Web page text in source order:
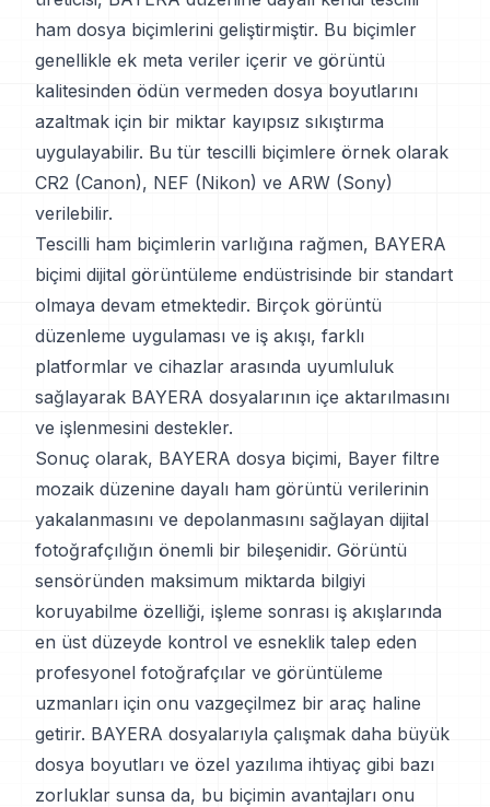
ham dosya biçimlerini geliştirmiştir. Bu biçimler
genellikle ek meta veriler içerir ve görüntü
kalitesinden ödün vermeden dosya boyutlarını
azaltmak için bir miktar kayıpsız sıkıştırma
uygulayabilir. Bu tür tescilli biçimlere örnek olarak
CR2 (Canon), NEF (Nikon) ve ARW (Sony)
verilebilir.
Tescilli ham biçimlerin varlığına rağmen, BAYERA
biçimi dijital görüntüleme endüstrisinde bir standart
olmaya devam etmektedir. Birçok görüntü
düzenleme uygulaması ve iş akışı, farklı
platformlar ve cihazlar arasında uyumluluk
sağlayarak BAYERA dosyalarının içe aktarılmasını
ve işlenmesini destekler.
Sonuç olarak, BAYERA dosya biçimi, Bayer filtre
mozaik düzenine dayalı ham görüntü verilerinin
yakalanmasını ve depolanmasını sağlayan dijital
fotoğrafçılığın önemli bir bileşenidir. Görüntü
sensöründen maksimum miktarda bilgiyi
koruyabilme özelliği, işleme sonrası iş akışlarında
en üst düzeyde kontrol ve esneklik talep eden
profesyonel fotoğrafçılar ve görüntüleme
uzmanları için onu vazgeçilmez bir araç haline
getirir. BAYERA dosyalarıyla çalışmak daha büyük
dosya boyutları ve özel yazılıma ihtiyaç gibi bazı
zorluklar sunsa da, bu biçimin avantajları onu